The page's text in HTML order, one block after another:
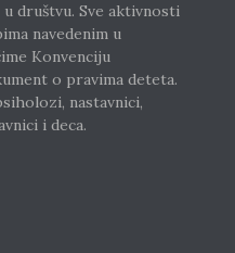
društvu. Sve aktivnosti
navedenim u
Konvenciju
o pravima deteta.
nastavnici,
i deca.